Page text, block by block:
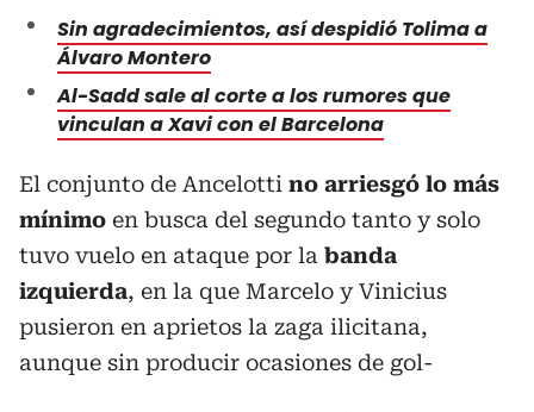
Sin agradecimientos, así despidió Tolima a
Álvaro Montero
Al-Sadd sale al corte a los rumores que
vinculan a Xavi con el Barcelona
El conjunto de Ancelotti no arriesgó lo más
mínimo en busca del segundo tanto y solo
tuvo vuelo en ataque por la banda
izquierda, en la que Marcelo y Vinicius
pusieron en aprietos la zaga ilicitana,
aunque sin producir ocasiones de gol-